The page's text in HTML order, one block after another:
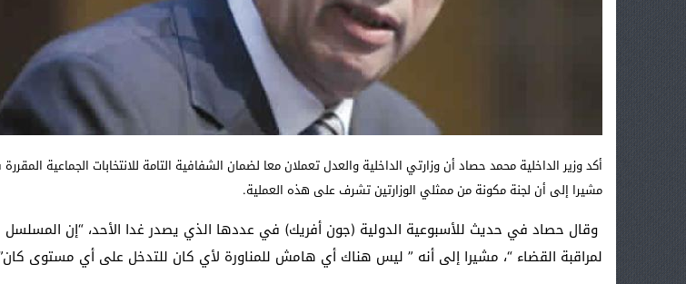
أكد وزير الداخلية محمد حصاد أن وزارتي الداخلية والعدل تعملان معا لضمان الشفافية التامة للانتخابات الجماعية
مشيرا إلى أن لجنة مكونة من ممثلي الوزارتين تشرف على هذه العملية.
وقال حصاد في حديث للأسبوعية الدولية (جون أفريك) في عددها الذي يصدر غدا الأحد، “إن المسلسل
لمراقبة القضاء “، مشيرا إلى أنه ” ليس هناك أي هامش للمناورة لأي كان للتدخل على أي مستوى